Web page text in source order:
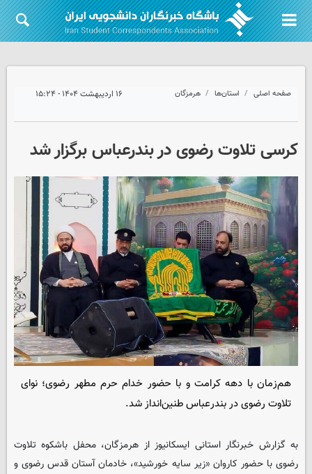
صفحه اصلی استان‌ها هرمزگان ۱۶ اردیبهشت ۱۴۰۴ - ۱۵:۲۴
کرسی تلاوت رضوی در بندرعباس برگزار شد
هم‌زمان با دهه کرامت و با حضور خدام حرم مطهر رضوی؛ نوای
تلاوت رضوی در بندرعباس طنین‌انداز شد.
به گزارش خبرنگار استانی ایسکانیوزاز هرمزگان، محفل باشکوه تلاوت
رضوی با حضور کاروان «زیر سایه خورشید»، خادمان آستان قدس رضوی و